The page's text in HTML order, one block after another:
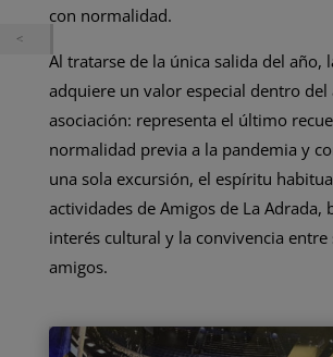
con normalidad.
Al tratarse de la única salida del año,
adquiere un valor especial dentro del
asociación: representa el último
normalidad previa a la pandemia y
una sola excursión, el espíritu
actividades de Amigos de La Adrada,
interés cultural y la convivencia entre
amigos.